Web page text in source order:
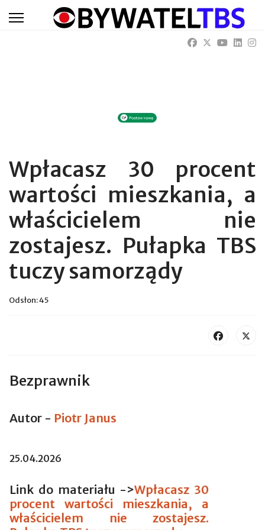
Wpłacasz 30 procent
wartości mieszkania, a
właścicielem nie
zostajesz. Pułapka TBS
tuczy samorządy
Odsłon: 45
Bezprawnik
Autor - Piotr Janus
25.04.2026
Link do materiału ->Wpłacasz 30
procent wartości mieszkania, a
właścicielem nie zostajesz.